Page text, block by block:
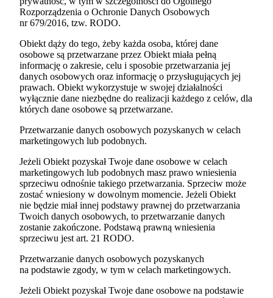
Rozporządzenia o Ochronie Danych Osobowych
nr 679/2016, tzw. RODO.
Obiekt dąży do tego, żeby każda osoba, której dane
osobowe są przetwarzane przez Obiekt miała pełną
informację o zakresie, celu i sposobie przetwarzania jej
danych osobowych oraz informację o przysługujących jej
prawach. Obiekt wykorzystuje w swojej działalności
wyłącznie dane niezbędne do realizacji każdego z celów, dla
których dane osobowe są przetwarzane.
Przetwarzanie danych osobowych pozyskanych w celach
marketingowych lub podobnych.
Jeżeli Obiekt pozyskał Twoje dane osobowe w celach
marketingowych lub podobnych masz prawo wniesienia
sprzeciwu odnośnie takiego przetwarzania. Sprzeciw może
zostać wniesiony w dowolnym momencie. Jeżeli Obiekt
nie będzie miał innej podstawy prawnej do przetwarzania
Twoich danych osobowych, to przetwarzanie danych
zostanie zakończone. Podstawą prawną wniesienia
sprzeciwu jest art. 21 RODO.
Przetwarzanie danych osobowych pozyskanych
na podstawie zgody, w tym w celach marketingowych.
Jeżeli Obiekt pozyskał Twoje dane osobowe na podstawie